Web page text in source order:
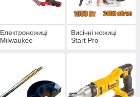
Електроножиці
Milwaukee
Висічні ножиці
Start Pro